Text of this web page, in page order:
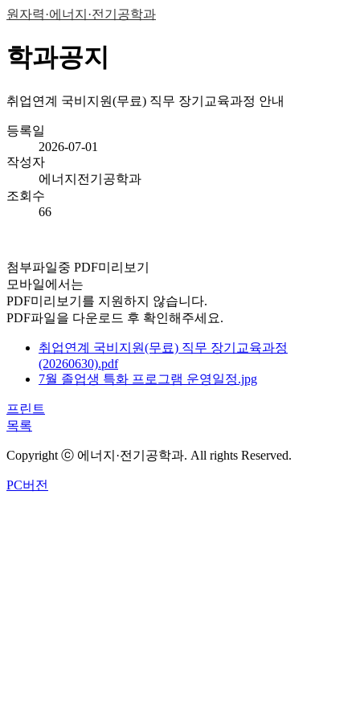
원자력·에너지·전기공학과
학과공지
취업연계 국비지원(무료) 직무 장기교육과정 안내
등록일
2026-07-01
작성자
에너지전기공학과
조회수
66
첨부파일중 PDF미리보기
모바일에서는
PDF미리보기를 지원하지 않습니다.
PDF파일을 다운로드 후 확인해주세요.
취업연계 국비지원(무료) 직무 장기교육과정
(20260630).pdf
7월 졸업생 특화 프로그램 운영일정.jpg
프린트
목록
Copyright ⓒ 에너지·전기공학과. All rights Reserved.
PC버전